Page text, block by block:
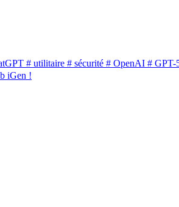
# utilitaire # sécurité # OpenAI # GPT-
iGen !